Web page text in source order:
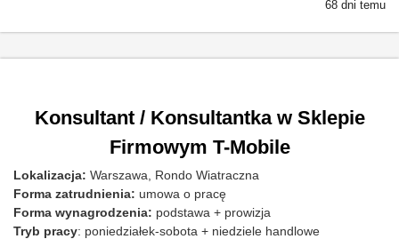
68 dni temu
Konsultant / Konsultantka w Sklepie
Firmowym T-Mobile
Lokalizacja: Warszawa, Rondo Wiatraczna
Forma zatrudnienia: umowa o pracę
Forma wynagrodzenia: podstawa + prowizja
Tryb pracy: poniedziałek-sobota + niedziele handlowe